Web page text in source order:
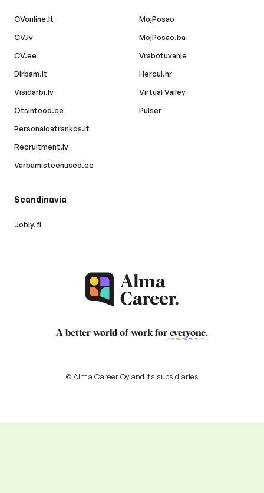
CVonline.lt
CV.lv
CV.ee
Dirbam.lt
Visidarbi.lv
Otsintood.ee
Personaloatrankos.lt
Recruitment.lv
Varbamisteenused.ee
MojPosao
MojPosao.ba
Vrabotuvanje
Hercul.hr
Virtual Valley
Pulser
Scandinavia
Jobly.fi
A better world of work for everyone.
© Alma Career Oy and its subsidiaries